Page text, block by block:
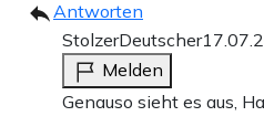
Antworten
StolzerDeutscher
Melden
Genauso sieht es aus,